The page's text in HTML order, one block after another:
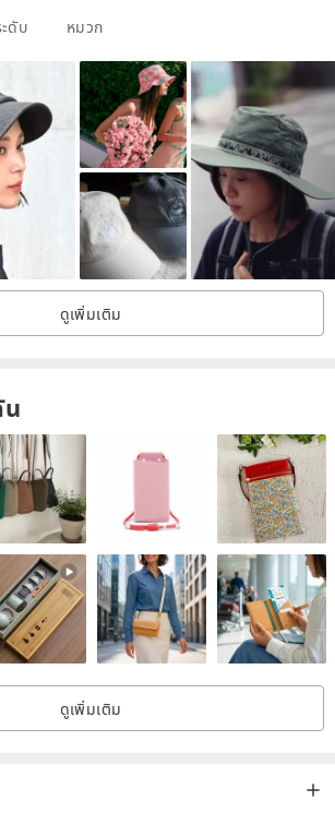
ARE PAID BY THE BUYER!
is made to order, then it may slightly differ
it is made entirely by hand, and it is
an exact copy. The actual color of the
from the photo due to various monitor
store!
ดับ หมวก
ดูเพิ่มเติม
ดูเพิ่มเติม